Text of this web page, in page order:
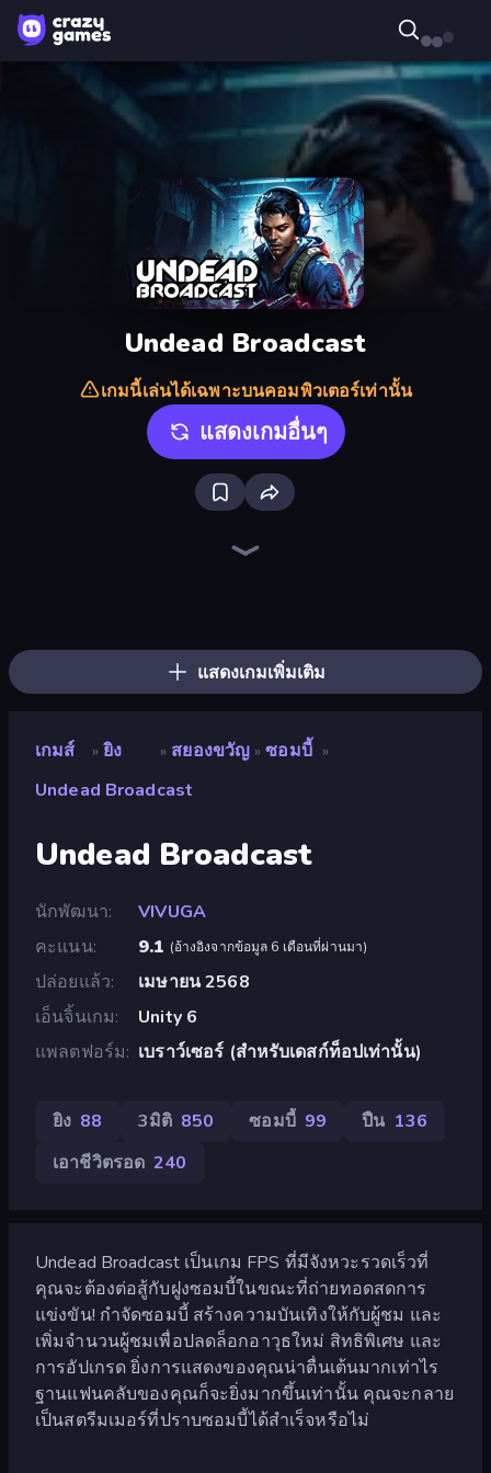
Undead Broadcast
เกมนี้เล่นได้เฉพาะบนคอมพิวเตอร์เท่านั้น
แสดงเกมอื่นๆ
แสดงเกมเพิ่มเติม
เกมส์ » ยิง » สยองขวัญ » ซอมบี้ »
Undead Broadcast
Undead Broadcast
นักพัฒนา
VIVUGA
คะแนน
9.1 (อ้างอิงจากข้อมูล 6 เดือนที่ผ่านมา)
ปล่อยแล้ว
เมษายน 2568
เอ็นจิ้นเกม
Unity 6
แพลตฟอร์ม
เบราว์เซอร์ (สำหรับเดสก์ท็อปเท่านั้น)
ยิง 88 3มิติ 850 ซอมบี้ 99 ปืน 136
เอาชีวิตรอด 240
Undead Broadcast เป็นเกม FPS ที่มีจังหวะรวดเร็วที่
คุณจะต้องต่อสู้กับฝูงซอมบี้ในขณะที่ถ่ายทอดสดการ
แข่งขัน! กำจัดซอมบี้ สร้างความบันเทิงให้กับผู้ชม และ
เพิ่มจำนวนผู้ชมเพื่อปลดล็อกอาวุธใหม่ สิทธิพิเศษ และ
การอัปเกรด ยิ่งการแสดงของคุณน่าตื่นเต้นมากเท่าไร
ฐานแฟนคลับของคุณก็จะยิ่งมากขึ้นเท่านั้น คุณจะกลาย
เป็นสตรีมเมอร์ที่ปราบซอมบี้ได้สำเร็จหรือไม่